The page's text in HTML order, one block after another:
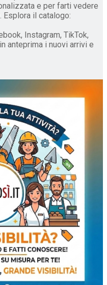
e per farti vedere
il catalogo:
Instagram, TikTok,
anteprima i nuovi arrivi e